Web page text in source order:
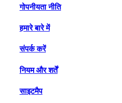
गोपनीयता नीति
हमारे बारे में
संपर्क करें
नियम और शर्तें
साइटमैप